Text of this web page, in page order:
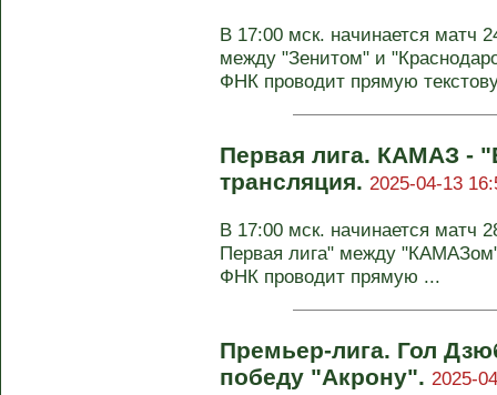
В 17:00 мск. начинается матч
между "Зенитом" и
ФНК проводит прямую
Первая лига. КАМАЗ -
трансляция. 2025-04-13
В 17:00 мск. начинается матч
Первая лига" между
ФНК проводит прямую ...
Премьер-лига. Гол
победу "Акрону". 2025-